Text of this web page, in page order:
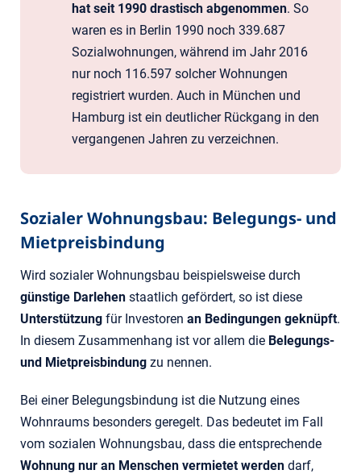
hat seit 1990 drastisch abgenommen. So
waren es in Berlin 1990 noch 339.687
Sozialwohnungen, während im Jahr 2016
nur noch 116.597 solcher Wohnungen
registriert wurden. Auch in München und
Hamburg ist ein deutlicher Rückgang in den
vergangenen Jahren zu verzeichnen.
Sozialer Wohnungsbau: Belegungs- und
Mietpreisbindung
Wird sozialer Wohnungsbau beispielsweise durch
günstige Darlehen staatlich gefördert, so ist diese
Unterstützung für Investoren an Bedingungen geknüpft.
In diesem Zusammenhang ist vor allem die Belegungs-
und Mietpreisbindung zu nennen.
Bei einer Belegungsbindung ist die Nutzung eines
Wohnraums besonders geregelt. Das bedeutet im Fall
vom sozialen Wohnungsbau, dass die entsprechende
Wohnung nur an Menschen vermietet werden darf,